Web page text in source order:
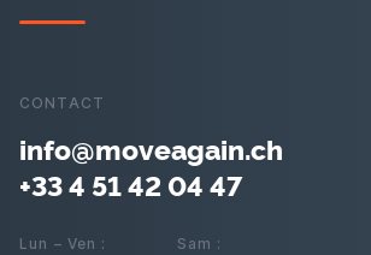
CONTACT
info@moveagain.ch
+33 4 51 42 04 47
Lun – Ven : Sam :